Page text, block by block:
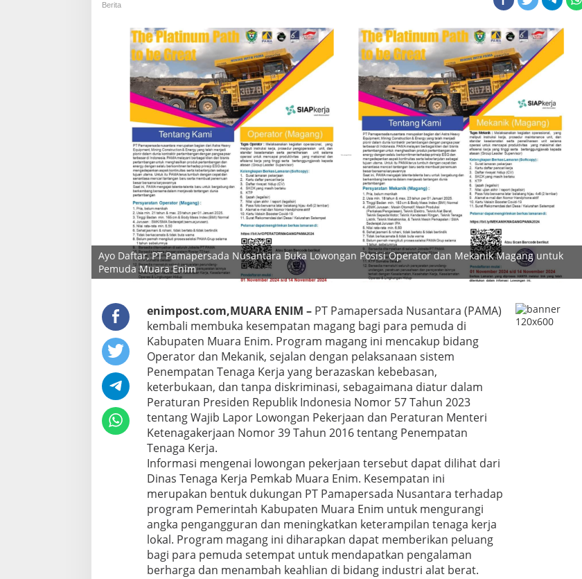
Magang
untuk
Pemuda
Muara
Enim
Berita
Ayo Daftar, PT Pamapersada Nusantara Buka Lowongan Posisi Operator dan Mekanik Magang untuk
Pemuda Muara Enim
enimpost.com,MUARA ENIM –PT Pamapersada Nusantara (PAMA)
kembali membuka kesempatan magang bagi para pemuda di
Kabupaten Muara Enim. Program magang ini mencakup bidang
Operator dan Mekanik, sejalan dengan pelaksanaan sistem
Penempatan Tenaga Kerja yang berazaskan kebebasan,
keterbukaan, dan tanpa diskriminasi, sebagaimana diatur dalam
Peraturan Presiden Republik Indonesia Nomor 57 Tahun 2023
tentang Wajib Lapor Lowongan Pekerjaan dan Peraturan Menteri
Ketenagakerjaan Nomor 39 Tahun 2016 tentang Penempatan
Tenaga Kerja.
Informasi mengenai lowongan pekerjaan tersebut dapat dilihat dari
Dinas Tenaga Kerja Pemkab Muara Enim. Kesempatan ini
merupakan bentuk dukungan PT Pamapersada Nusantara terhadap
program Pemerintah Kabupaten Muara Enim untuk mengurangi
angka pengangguran dan meningkatkan keterampilan tenaga kerja
lokal. Program magang ini diharapkan dapat memberikan peluang
bagi para pemuda setempat untuk mendapatkan pengalaman
berharga dan menambah keahlian di bidang industri alat berat.